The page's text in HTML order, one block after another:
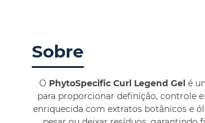
Sobre
O PhytoSpecific Curl Legend Gelé
para proporcionar definição, controle
enriquecida com extratos botânicos e